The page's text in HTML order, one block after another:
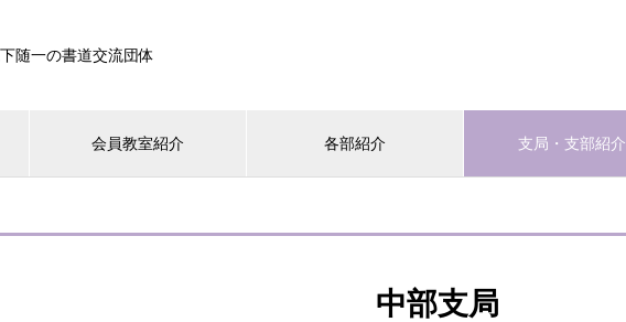
随一の書道交流団体
会員教室紹介 各部紹介 支局・支部紹介
中部支局